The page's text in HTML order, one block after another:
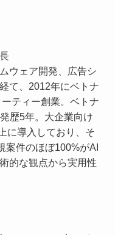
ウェア開発、広告シ
て、2012年にベトナ
ティー創業。ベトナ
歴5年。大企業向け
に導入しており、そ
案件のほぼ100%がAI
的な観点から実用性